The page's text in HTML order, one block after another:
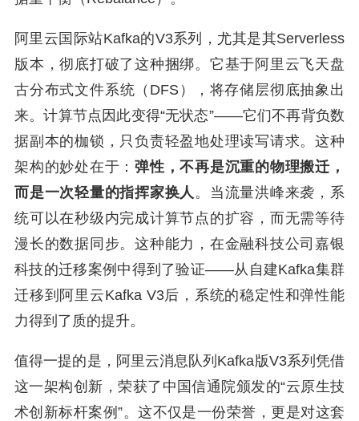
阿里云国际站Kafka的V3系列，尤其是其Serverless
版本，彻底打破了这种捆绑。它基于阿里云飞天盘
古分布式文件系统（DFS），将存储层彻底抽象出
来。计算节点因此变得“无状态”——它们不再背负数
据副本的枷锁，只负责轻盈地处理读写请求。这种
架构的妙处在于：弹性，不再是沉重的物理搬迁，
而是一次轻量的指挥家换人。当流量洪峰来袭，系
统可以在秒级内完成计算节点的扩容，而无需等待
漫长的数据同步。这种能力，在金融科技公司嘉银
科技的迁移案例中得到了验证——从自建Kafka集群
迁移到阿里云Kafka V3后，系统的稳定性和弹性能
力得到了质的提升。
值得一提的是，阿里云消息队列Kafka版V3系列凭借
这一架构创新，荣获了中国信通院颁发的“云原生技
术创新标杆案例”。这不仅是一份荣誉，更是对这套